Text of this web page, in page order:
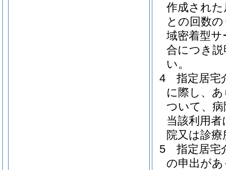
作成され
との回数
域密着型
合につき
い。
4
指定居宅
に際し、
ついて、
当該利用
院又は診
5
指定居宅
の申出が